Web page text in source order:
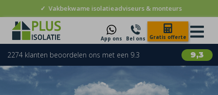
✓ Vakbekwame isolatieadviseurs & monteurs
App ons Bel ons Gratis offerte
9,3
2274 klanten beoordelen ons met een 9.3